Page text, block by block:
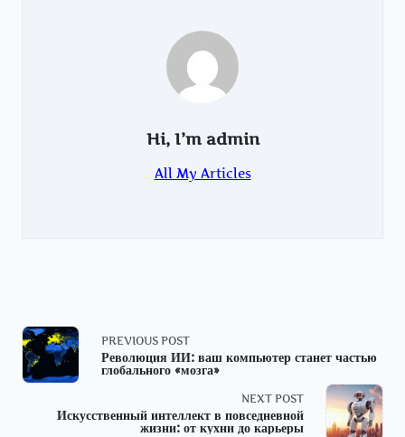
Hi, I’m admin
All My Articles
<span
class="nav-
subtitle
PREVIOUS POST
Революция ИИ: ваш компьютер станет частью
глобального «мозга»
NEXT POST
Искусственный интеллект в повседневной
жизни: от кухни до карьеры